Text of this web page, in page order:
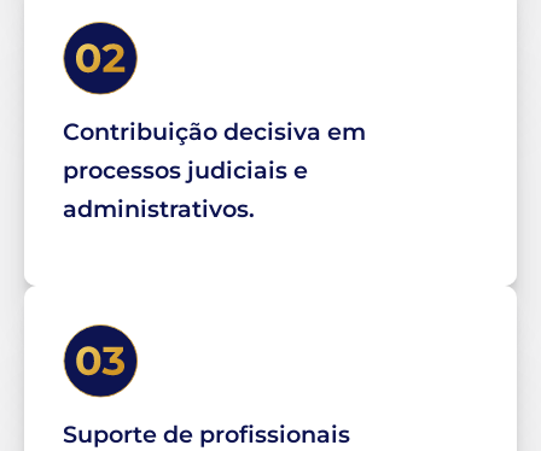
Contribuição decisiva em
processos judiciais e
administrativos.
Suporte de profissionais